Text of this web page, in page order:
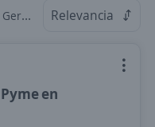
Relevancia
en